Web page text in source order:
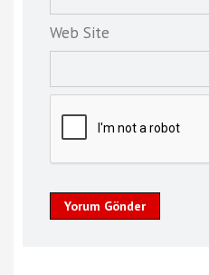
Web Site
Yorum Gönder